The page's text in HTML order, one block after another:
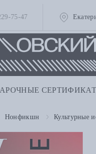
75-47
Нонфикшн Культурные